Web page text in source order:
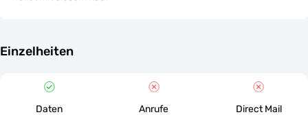
Einzelheiten
Daten Anrufe Direct Mail